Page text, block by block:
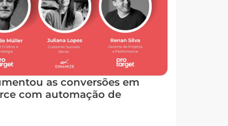
as conversões em
com automação de